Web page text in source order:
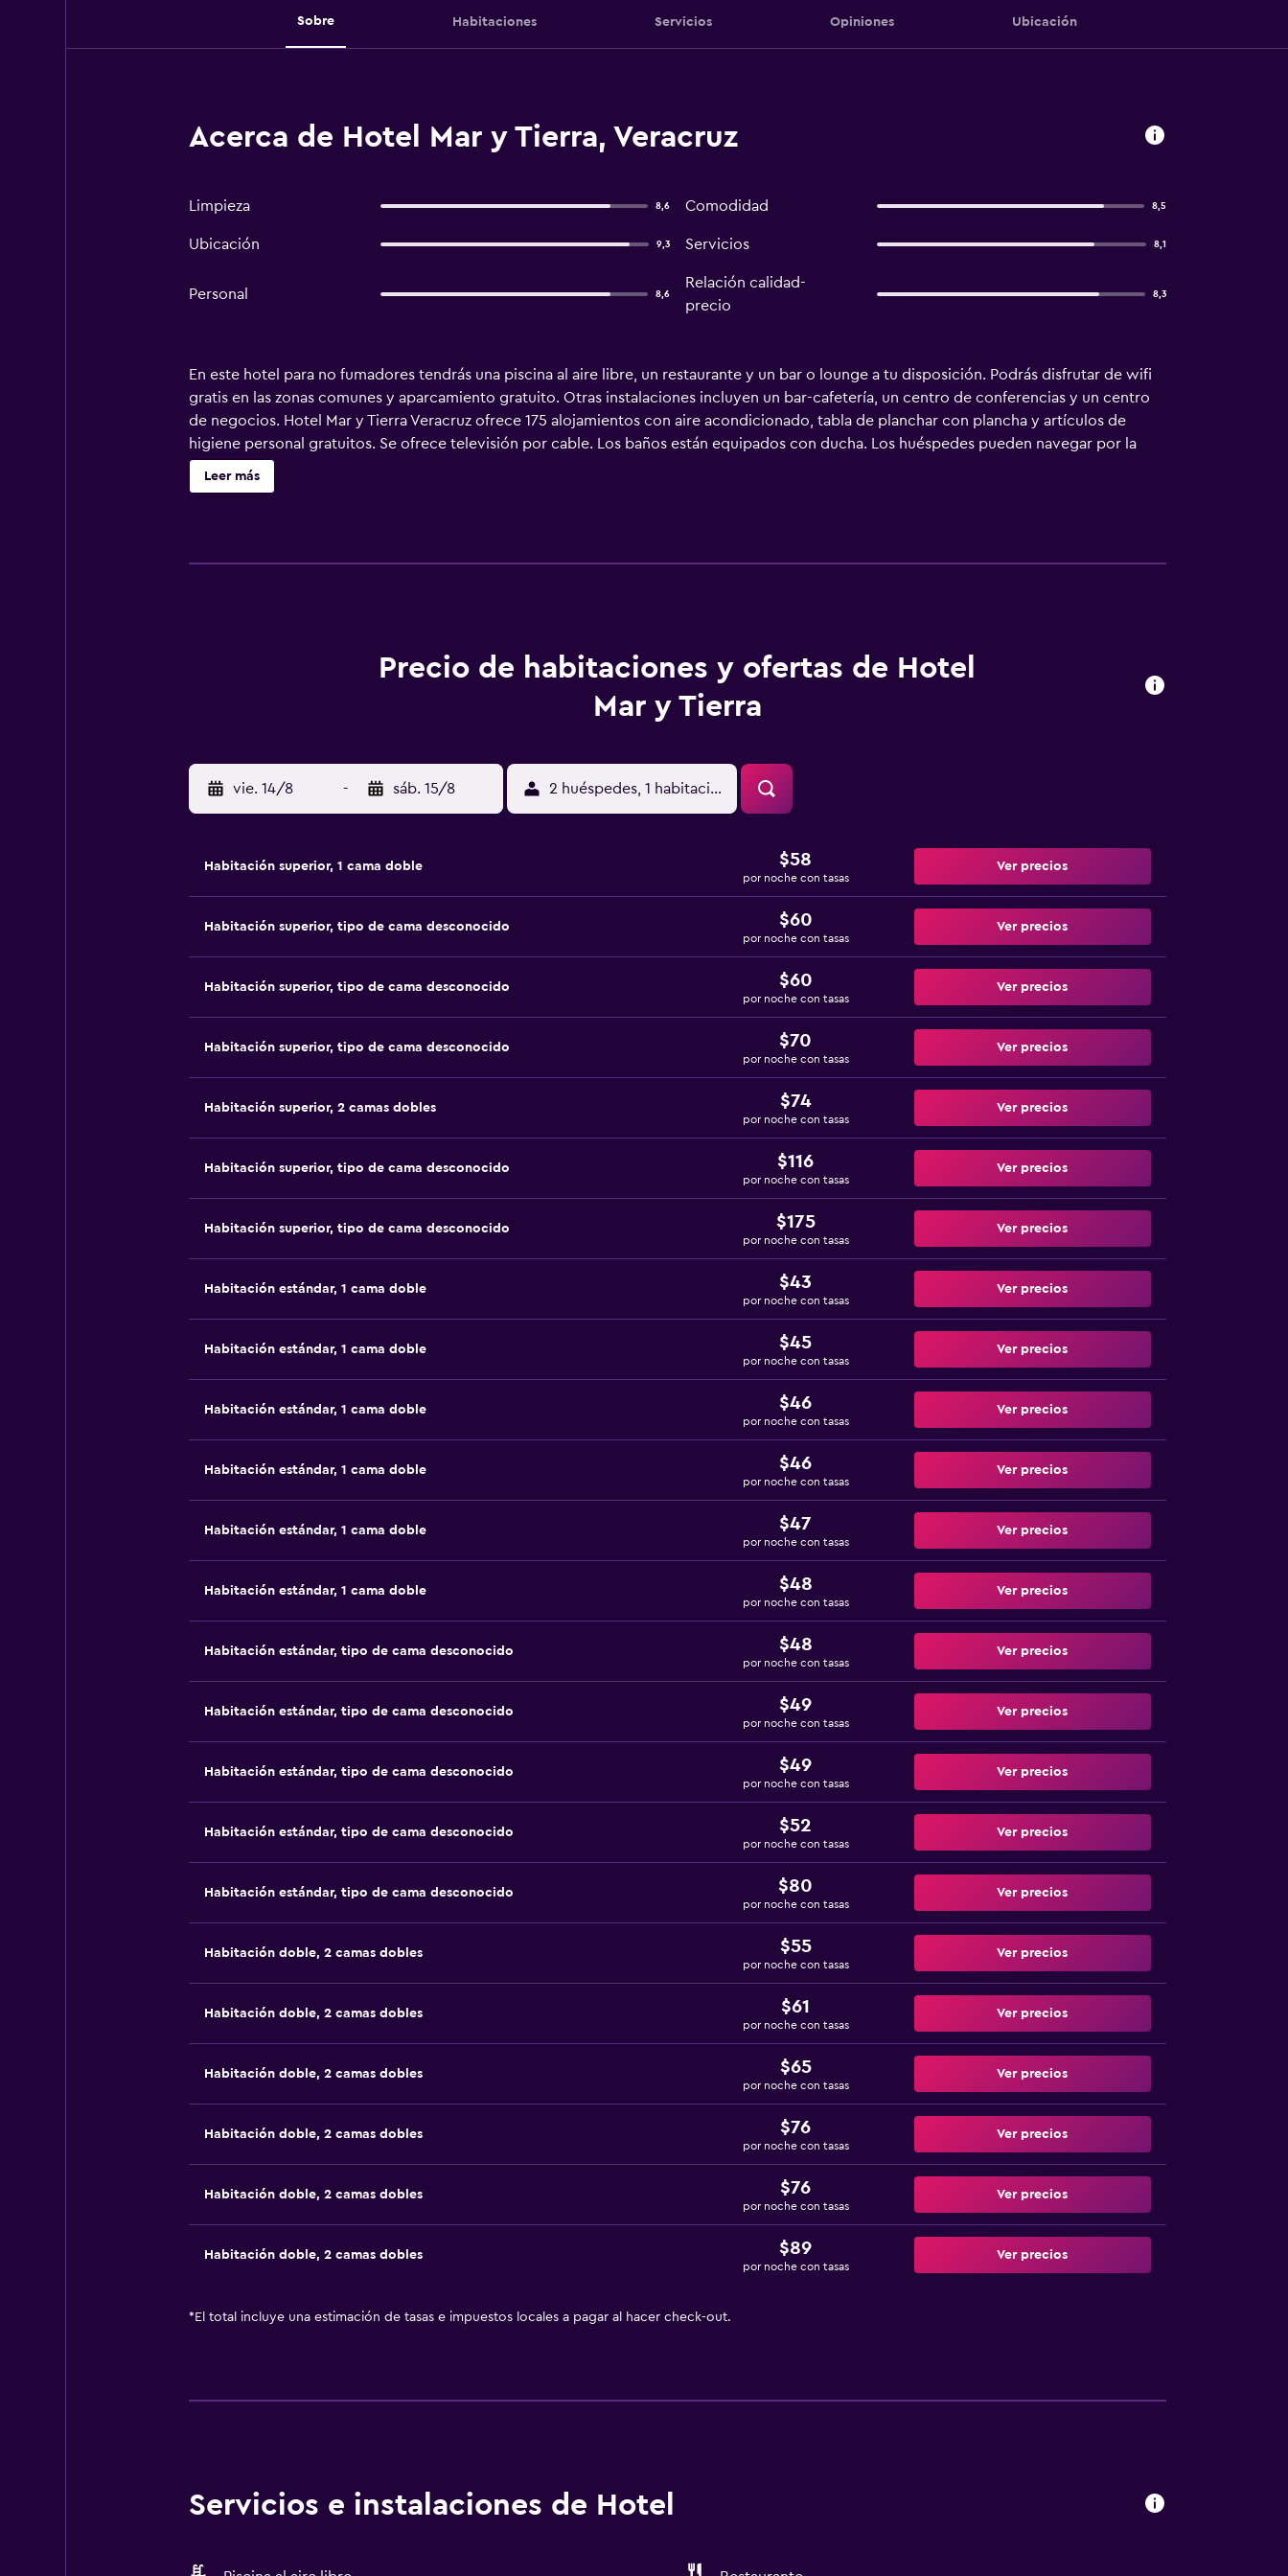
Sobre Habitaciones Servicios Opiniones Ubicación
Acerca de Hotel Mar y Tierra, Veracruz
Limpieza 8,6 Comodidad 8,5
Ubicación 9,3 Servicios 8,1
Personal 8,6
Relación calidad-
precio
8,3
En este hotel para no fumadores tendrás una piscina al aire libre, un restaurante y un bar o lounge a tu disposición. Podrás disfrutar de wifi
gratis en las zonas comunes y aparcamiento gratuito. Otras instalaciones incluyen un bar-cafetería, un centro de conferencias y un centro
de negocios. Hotel Mar y Tierra Veracruz ofrece 175 alojamientos con aire acondicionado, tabla de planchar con plancha y artículos de
higiene personal gratuitos. Se ofrece televisión por cable. Los baños están equipados con ducha. Los huéspedes pueden navegar por la
web gracias a nuestro acceso a Internet wifi gratis. Los servicios para las personas de negocios incluyen escritorio y teléfono. Se ofrece
servicio de limpieza todos los días y es posible solicitar secador de pelo. Los servicios de ocio y esparcimiento en este hotel incluyen una
Leer más
Precio de habitaciones y ofertas de Hotel
Mar y Tierra
vie. 14/8 - sáb. 15/8 2 huéspedes, 1 habitación
Habitación superior, 1 cama doble $58
por noche con tasas
Ver precios
Habitación superior, tipo de cama desconocido $60
por noche con tasas
Ver precios
Habitación superior, tipo de cama desconocido $60
por noche con tasas
Ver precios
Habitación superior, tipo de cama desconocido $70
por noche con tasas
Ver precios
Habitación superior, 2 camas dobles $74
por noche con tasas
Ver precios
Habitación superior, tipo de cama desconocido $116
por noche con tasas
Ver precios
Habitación superior, tipo de cama desconocido $175
por noche con tasas
Ver precios
Habitación estándar, 1 cama doble $43
por noche con tasas
Ver precios
Habitación estándar, 1 cama doble $45
por noche con tasas
Ver precios
Habitación estándar, 1 cama doble $46
por noche con tasas
Ver precios
Habitación estándar, 1 cama doble $46
por noche con tasas
Ver precios
Habitación estándar, 1 cama doble $47
por noche con tasas
Ver precios
Habitación estándar, 1 cama doble $48
por noche con tasas
Ver precios
Habitación estándar, tipo de cama desconocido $48
por noche con tasas
Ver precios
Habitación estándar, tipo de cama desconocido $49
por noche con tasas
Ver precios
Habitación estándar, tipo de cama desconocido $49
por noche con tasas
Ver precios
Habitación estándar, tipo de cama desconocido $52
por noche con tasas
Ver precios
Habitación estándar, tipo de cama desconocido $80
por noche con tasas
Ver precios
Habitación doble, 2 camas dobles $55
por noche con tasas
Ver precios
Habitación doble, 2 camas dobles $61
por noche con tasas
Ver precios
Habitación doble, 2 camas dobles $65
por noche con tasas
Ver precios
Habitación doble, 2 camas dobles $76
por noche con tasas
Ver precios
Habitación doble, 2 camas dobles $76
por noche con tasas
Ver precios
Habitación doble, 2 camas dobles $89
por noche con tasas
Ver precios
* El total incluye una estimación de tasas e impuestos locales a pagar al hacer check-out.
Servicios e instalaciones de Hotel